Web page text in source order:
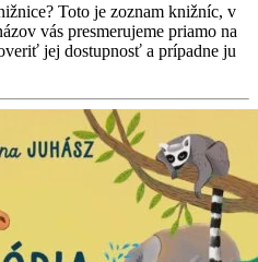
Toto je zoznam knižníc, v
vás presmerujeme priamo na
jej dostupnosť a prípadne ju